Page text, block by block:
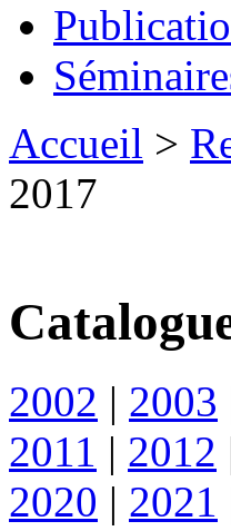
Accueil >
2017
2002 | 2003
2011 | 2012
2020 | 2021